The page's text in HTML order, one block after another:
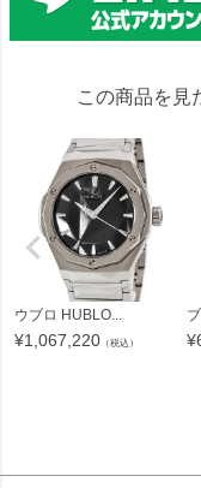
この商品を見
ウブロ HUBLO...
¥1,067,220 （税込） ¥